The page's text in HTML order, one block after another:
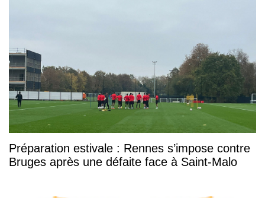
Préparation estivale : Rennes s’impose contre
Bruges après une défaite face à Saint-Malo